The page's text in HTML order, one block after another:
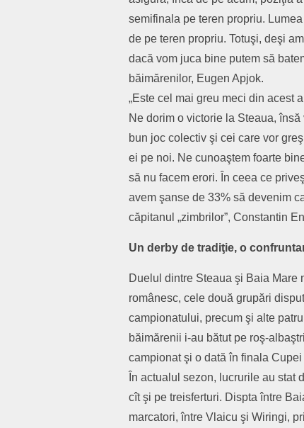
semifinala pe teren propriu.
de pe teren propriu. Totuşi, deşi
dacă vom juca bine putem să
băimărenilor, Eugen Apjok.
„Este cel mai greu meci din acest
Ne dorim o victorie la Steaua,
bun joc colectiv şi cei care vor
ei pe noi. Ne cunoaştem foarte
să nu facem erori. În ceea ce
avem şanse de 33% să devenim
căpitanul „zimbrilor”, Constantin
Un derby de tradiţie, o
Duelul dintre Steaua şi Baia Mare
românesc, cele două grupări
campionatului, precum şi alte
băimărenii i-au bătut pe roş-
campionat şi o dată în finala
În actualul sezon, lucrurile au stat
cît şi pe treisferturi. Dispta între
marcatori, între Vlaicu şi Wiringi,